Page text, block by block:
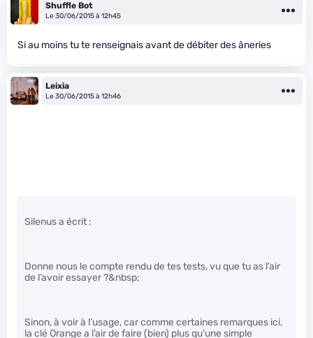
Shuffle Bot
Le 30/06/2015 à 12h45
Si au moins tu te renseignais avant de débiter des âneries
Leixia
Le 30/06/2015 à 12h46
Silenus a écrit :
Donne nous le compte rendu de tes tests, vu que tu as l’air
de l’avoir essayer ?&nbsp;
Sinon, à voir à l’usage, car comme certaines remarques ici,
la clé Orange a l’air de faire (bien) plus qu’une simple